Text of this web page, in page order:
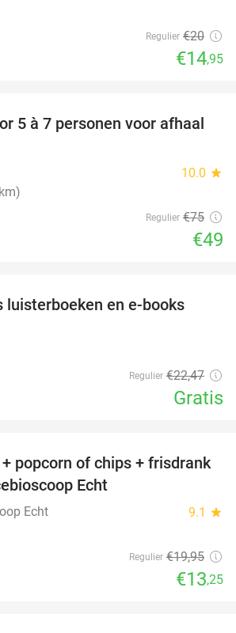
Regulier €20
€14,95
35%
5 à 7 personen voor afhaal
10.0 star
Regulier €75
€49
luisterboeken en e-books
Regulier €22,47
Gratis
34%
popcorn of chips + frisdrank
Echt
Echt 9.1 star
Regulier €19,95
€13,25